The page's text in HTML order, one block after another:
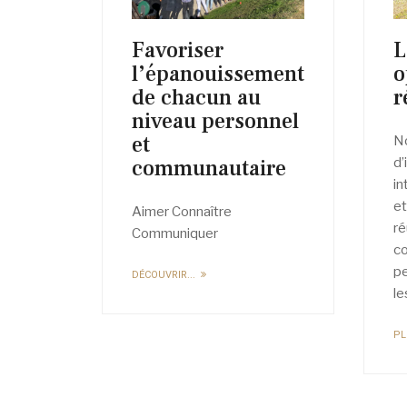
Favoriser
l’épanouissement
de chacun au
niveau personnel
et
communautaire
Aimer Connaître
Communiquer
DÉCOUVRIR...